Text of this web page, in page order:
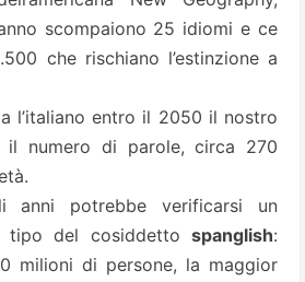
scompaiono 25 idiomi e ce
che rischiano l’estinzione a
l’italiano entro il 2050 il nostro
il numero di parole, circa 270
anni potrebbe verificarsi un
tipo del cosiddetto spanglish:
milioni di persone, la maggior